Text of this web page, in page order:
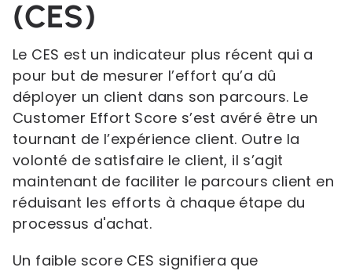
(CES)
Le CES est un indicateur plus récent qui a
pour but de mesurer l’effort qu’a dû
déployer un client dans son parcours. Le
Customer Effort Score s’est avéré être un
tournant de l’expérience client. Outre la
volonté de satisfaire le client, il s’agit
maintenant de faciliter le parcours client en
réduisant les efforts à chaque étape du
processus d'achat.
Un faible score CES signifiera que